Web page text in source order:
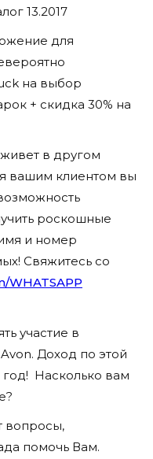
13.2017
для
на выбор
+ скидка 30% на
в другом
вашим клиентом вы
роскошные
и номер
Свяжитесь со
WHATSAPP
участие в
Доход по этой
год! Насколько вам
вопросы,
помочь Вам.